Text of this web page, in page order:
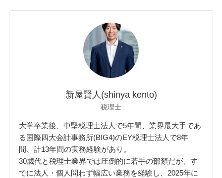
新屋賢人(shinya kento)
税理士
大学卒業後、中堅税理士法人で5年間、業界最大手であ
る国際四大会計事務所(BIG4)のEY税理士法人で8年
間、計13年間の実務経験があり。
30歳代と税理士業界では圧倒的に若手の部類だが、す
でに法人・個人問わず幅広い業務を経験し、2025年に